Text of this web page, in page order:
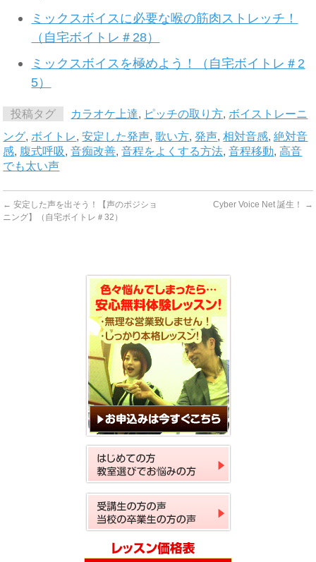
ミックスボイスに必要な喉の筋肉ストレッチ！
（自宅ボイトレ＃28）
ミックスボイスを極めよう！（自宅ボイトレ＃2
5）
投稿タグ カラオケ上達, ピッチの取り方, ボイストレーニ
ング, ボイトレ,安定した発声,歌い方,発声,相対音感,絶対音
感, 腹式呼吸,音痴改善,音程をよくする方法,音程移動,高音
でも太い声
← 安定した声を出そう！【声のポジショ
ニング】（自宅ボイトレ＃32）
Cyber Voice Net 誕生！ →